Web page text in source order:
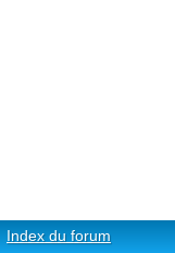
Index du forum